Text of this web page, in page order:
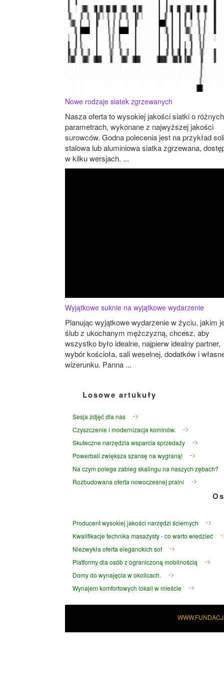
Nowe rodzaje siatek zgrzewanych
Nasza oferta to wysokiej jakości siatki o różnych
parametrach, wykonane z najwyższej jakości
surowców. Godna polecenia jest na przykład
stalowa lub aluminiowa siatka zgrzewana,
w kilku wersjach. ...
Wyjątkowe suknie na wyjątkowe wydarzenie
Planując wyjątkowe wydarzenie w życiu, jakim
ślub z ukochanym mężczyzną, chcesz, aby
wszystko było idealne, najpierw idealny partner,
wybór kościoła, sali weselnej, dodatków i
wizerunku. Panna ...
Losowe artukuły
Sesja zdjęć dla nas
Czyszczenie i modernizacja kominów.
Skuteczne narzędzia wsparcia sprzedaży
Powerball zwiększa szansę na wygraną!
Na czym polega zabieg skalingu na naszych zębach?
Rozbudowana oferta nowoczesnej pralni
Producent wysokiej jakości narzędzi ściernych
Kwalifikacje technika masażysty - co warto wiedzieć
Niezwykła oferta eleganckich sof
Platformy dla osób z ograniczoną mobilnością
Domy do wynajęcia w okolicach.
Wynajem komfortowych lokali w mieście